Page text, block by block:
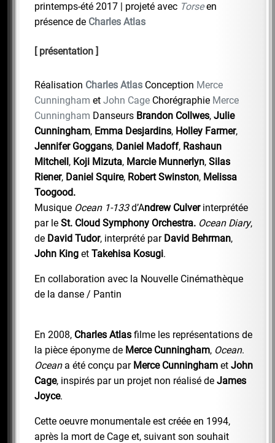
printemps-été 2017 | projeté avec Torseen
présence de Charles Atlas
présentation
Réalisation Charles Atlas Conception Merce
Cunningham et John Cage Chorégraphie Merce
Cunningham Danseurs Brandon Collwes, Julie
Cunningham, Emma Desjardins, Holley Farmer,
Jennifer Goggans, Daniel Madoff, Rashaun
Mitchell, Koji Mizuta, Marcie Munnerlyn, Silas
Riener, Daniel Squire, Robert Swinston, Melissa
Toogood.
Musique Ocean 1-133d’Andrew Culverinterprétée
par le St. Cloud Symphony Orchestra. Ocean Diary,
de David Tudor, interprété par David Behrman,
John King et Takehisa Kosugi.
En collaboration avec la Nouvelle Cinémathèque
de la danse / Pantin
En 2008, Charles Atlas filme les représentations de
la pièce éponyme de Merce Cunningham, Ocean.
Oceana été conçu par Merce Cunningham et John
Cage, inspirés par un projet non réalisé de James
Joyce.
Cette oeuvre monumentale est créée en 1994,
après la mort de Cage et, suivant son souhait